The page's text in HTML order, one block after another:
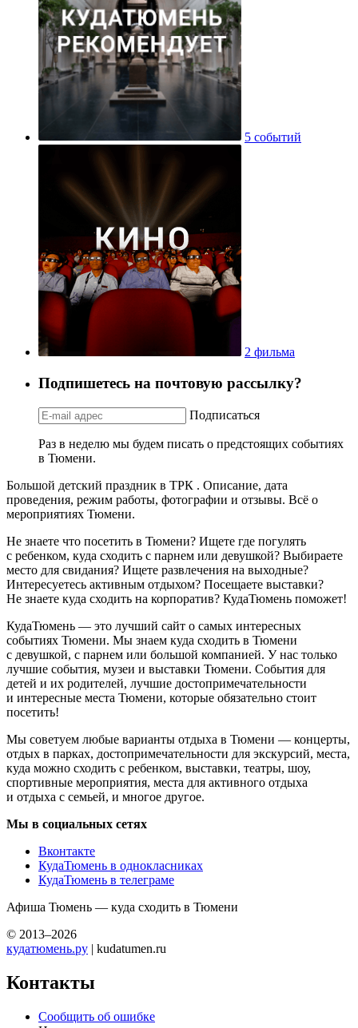
5 событий
2 фильма
Подпишетесь на почтовую рассылку?
Подписаться
Раз в неделю мы будем писать о предстоящих событиях
в Тюмени.
Большой детский праздник в ТРК . Описание, дата
проведения, режим работы, фотографии и отзывы. Всё о
мероприятиях Тюмени.
Не знаете что посетить в Тюмени? Ищете где погулять
с ребенком, куда сходить с парнем или девушкой? Выбираете
место для свидания? Ищете развлечения на выходные?
Интересуетесь активным отдыхом? Посещаете выставки?
Не знаете куда сходить на корпоратив? КудаТюмень поможет!
КудаТюмень — это лучший сайт о самых интересных
событиях Тюмени. Мы знаем куда сходить в Тюмени
с девушкой, с парнем или большой компанией. У нас только
лучшие события, музеи и выставки Тюмени. События для
детей и их родителей, лучшие достопримечательности
и интересные места Тюмени, которые обязательно стоит
посетить!
Мы советуем любые варианты отдыха в Тюмени — концерты,
отдых в парках, достопримечательности для экскурсий, места,
куда можно сходить с ребенком, выставки, театры, шоу,
спортивные мероприятия, места для активного отдыха
и отдыха с семьей, и многое другое.
Мы в социальных сетях
Вконтакте
КудаТюмень в однокласниках
КудаТюмень в телеграме
Афиша Тюмень — куда сходить в Тюмени
© 2013–2026
кудатюмень.ру | kudatumen.ru
Контакты
Сообщить об ошибке